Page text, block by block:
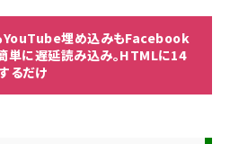
埋め込みもFacebook
単に遅延読み込み。HTMLに14
るだけ